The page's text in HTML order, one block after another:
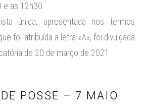
as 12h30.
única, apresentada nos termos
foi atribuída a letra «A», foi divulgada
de 20 de março de 2021.
POSSE – 7 MAIO